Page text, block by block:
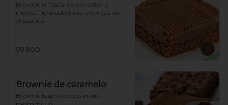
Brownie refrescante con sabor a
menta. Tiene cobertura cremosa de
chocolate.
$9.900
Brownie de caramelo
Brownie relleno de caramelo